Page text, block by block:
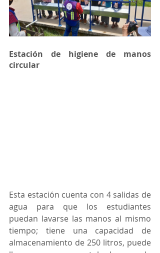
Estación de higiene de manos
circular
Esta estación cuenta con 4 salidas de
agua para que los estudiantes
puedan lavarse las manos al mismo
tiempo; tiene una capacidad de
almacenamiento de 250 litros, puede